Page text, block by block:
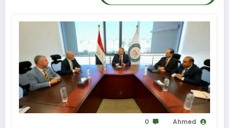
Ahmed
0